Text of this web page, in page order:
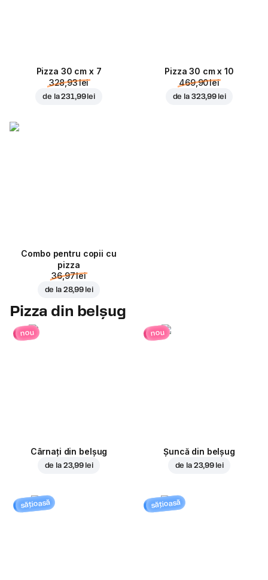
Pizza 30 cm x 7
328,93 lei
de la231,99 lei
Pizza 30 cm x 10
469,90 lei
de la 323,99 lei
Combo pentru copii cu
pizza
36,97 lei
de la 28,99 lei
Pizza din belșug
nou
Cârnați din belșug
de la 23,99 lei
nou
Șuncă din belșug
de la 23,99 lei
sățioasă sățioasă